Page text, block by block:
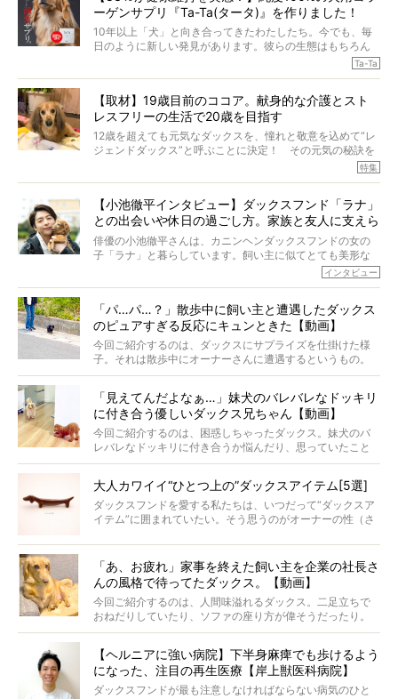
ーゲンサプリ『Ta-Ta(タータ)』を作りました！
10年以上「犬」と向き合ってきたわたしたち。今でも、毎
日のように新しい発見があります。彼らの生態はもちろん
のこと、「食事」に関することも同じです。昔の犬は25年
も生きたといわれていますが、長生きの秘訣はバランスの
代の犬の食事は“ある重要な栄養”が不足しがちになっている
というのです。
それを効率よくおぎなってくれるのが、コラーゲン！ そ
こでわたしたちは、純度100%の犬用コラーゲンサプリ
『Ta-Ta(タータ)』を作りました！
愛犬家の83％が「健康維持を実感した」と評判のTa-Ta(タ
ータ)。健康維持をめざす、すべてのダックスたちに、どう
か届きますように。
Ta-Ta
【取材】19歳目前のココア。献身的な介護とスト
レスフリーの生活で20歳を目指す
12歳を超えても元気なダックスを、憧れと敬意を込めて“レ
ジェンドダックス”と呼ぶことに決定！ その元気の秘訣を
オーナーさんに伺うのが、特集『レジェンドダックスの肖
く」というオーナーさんのポリシーのもと、甘やかさずに
育てられ、18歳になるまで定期検査すらしたことがなかっ
たというココアくん。果たしてその長生きの秘訣とは。
特集
【小池徹平インタビュー】ダックスフンド「ラナ」
との出会いや休日の過ごし方。家族と友人に支えら
れてー
俳優の小池徹平さんは、カニンヘンダックスフンドの女の
子「ラナ」と暮らしています。飼い主に似てとても美形な
ラナは、現在８才。小池さんのインスタグラムでは、ラナ
と顔を寄せ合う写真も投稿されていて、ファンからは「ラ
ケメンから愛されているラナは、去年の誕生日に小池さん
からプレゼントしてもらったハーネスをつけて撮影に参加
してくれました。
インタビュー
「パ…パ…？」散歩中に飼い主と遭遇したダックス
のピュアすぎる反応にキュンときた【動画】
今回ご紹介するのは、ダックスにサプライズを仕掛けた様
子。それは散歩中にオーナーさんに遭遇するというもの。
戸惑って歩きを止めたり、すぐに気付いて追いかけたり、
「見えてんだよなぁ…」妹犬のバレバレなドッキリ
に付き合う優しいダックス兄ちゃん【動画】
今回ご紹介するのは、困惑しちゃったダックス。妹犬のバ
レバレなドッキリに付き合うか悩んだり、思っていたこと
と違う事態に陥ったり。そんなお悩み全開なダックスの様
大人カワイイ“ひとつ上の”ダックスアイテム[5選]
ダックスフンドを愛する私たちは、いつだって“ダックスア
イテム”に囲まれていたい。そう思うのがオーナーの性（さ
ムをご紹介。
「あ、お疲れ」家事を終えた飼い主を企業の社長さ
んの風格で待ってたダックス。【動画】
今回ご紹介するのは、人間味溢れるダックス。二足立ちで
おねだりしていたり、ソファの座り方が偉そうだったり。
今にも言葉を発しそうなダックスの姿は、もう人間にしか
【ヘルニアに強い病院】下半身麻痺でも歩けるよう
になった、注目の再生医療【岸上獣医科病院】
ダックスフンドが最も注意しなければならない病気のひと